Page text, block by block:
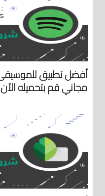
أفضل تطبيق
مجاني قم بتحميله الآن